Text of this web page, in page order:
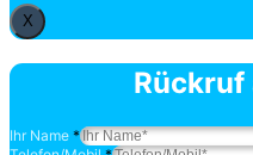
X
Rückruf
Ihr Name *